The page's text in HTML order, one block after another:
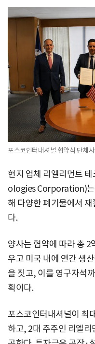
포스코인터내셔널 협약식 단체
현지 업체 리엘리먼트
ologies Corporation)는
해 다양한 폐기물에서
다.
양사는 협약에 따라 총 2
우고 미국 내에 연간 생
을 짓고, 이를 영구자석
획이다.
포스코인터내셔널이 최
하고, 2대 주주인 리엘